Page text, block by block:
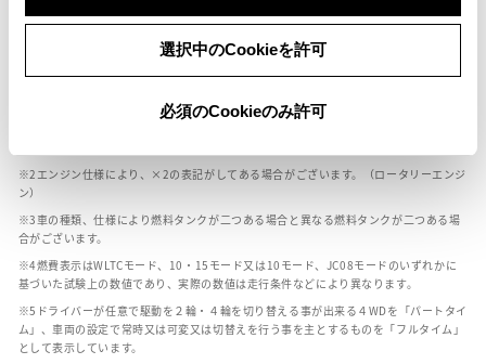
選択中のCookieを許可
必須のCookieのみ許可
エンジン仕様により、×2の表記がしてある場合がございます。（ロータリーエンジ
ン）
車の種類、仕様により燃料タンクが二つある場合と異なる燃料タンクが二つある場
合がございます。
燃費表示はWLTCモード、10・15モード又は10モード、JC08モードのいずれかに
基づいた試験上の数値であり、実際の数値は走行条件などにより異なります。
ドライバーが任意で駆動を２輪・４輪を切り替える事が出来る４WDを「パートタイ
ム」、車両の設定で常時又は可変又は切替えを行う事を主とするものを「フルタイム」
として表示しています。